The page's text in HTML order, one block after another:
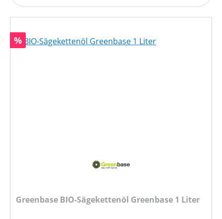
Rabatt
%
Greenbase BIO-Sägekettenöl Greenbase 1 Liter